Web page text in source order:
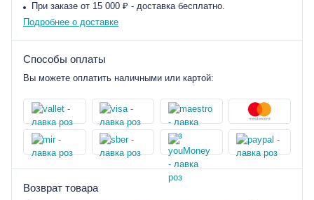
При заказе от 15 000 ₽ - доставка бесплатно.
Подробнее о доставке
Способы оплаты
Вы можете оплатить наличными или картой:
Возврат товара